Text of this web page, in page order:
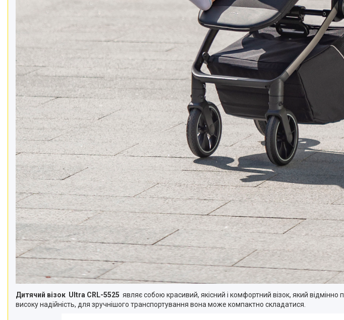
Дитячий візок Ultra CRL-5525 являє собою красивий, якісний і комфортний візок, який
високу надійність, для зручнішого транспортування вона може компактно складатися.